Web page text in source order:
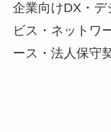
企業向けDX・デ
ビス・ネットワ
ース・法人保守